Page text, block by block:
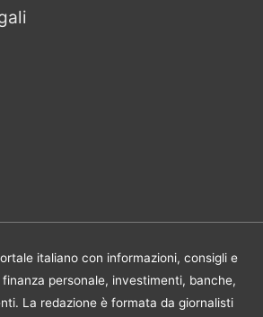
italiano con informazioni, consigli e
personale, investimenti, banche,
La redazione è formata da giornalisti